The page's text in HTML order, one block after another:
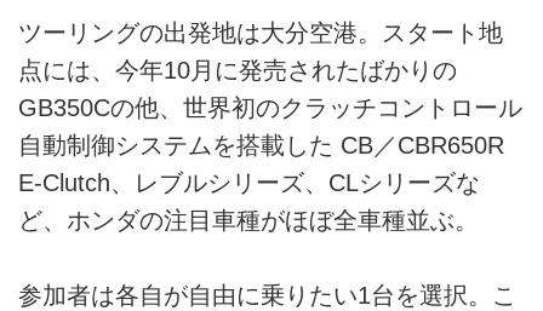
ツーリングの出発地は大分空港。スタート地
点には、今年10月に発売されたばかりの
GB350Cの他、世界初のクラッチコントロール
自動制御システムを搭載した CB／CBR650R
E-Clutch、レブルシリーズ、CLシリーズな
ど、ホンダの注目車種がほぼ全車種並ぶ。
参加者は各自が自由に乗りたい1台を選択。こ